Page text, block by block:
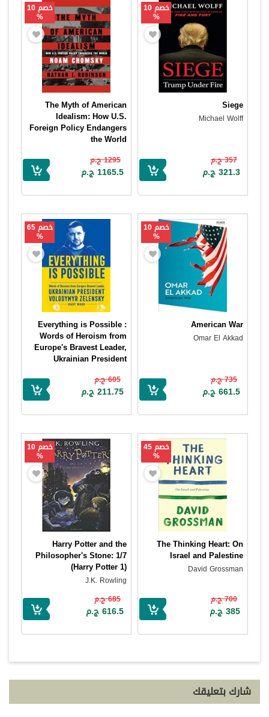
خصم 10
%
Siege
Michael Wolff
357 ج.م
321.3 ج.م
خصم 10
%
The Myth of American
Idealism: How U.S.
Foreign Policy Endangers
the World
1295 ج.م
1165.5 ج.م
خصم 10
%
American War
Omar El Akkad
735 ج.م
661.5 ج.م
خصم 65
%
Everything is Possible :
Words of Heroism from
Europe's Bravest Leader,
Ukrainian President
Mary Wood
605 ج.م
211.75 ج.م
خصم 45
%
The Thinking Heart: On
Israel and Palestine
David Grossman
700 ج.م
385 ج.م
خصم 10
%
Harry Potter and the
Philosopher's Stone: 1/7
(Harry Potter 1)
J.K. Rowling
685 ج.م
616.5 ج.م
شارك بتعليقك